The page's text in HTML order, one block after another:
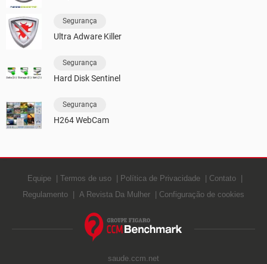
Segurança
Ultra Adware Killer
Segurança
Hard Disk Sentinel
Segurança
H264 WebCam
Equipe Termos de uso Política de Privacidade
Contato
Regulamento
A Revista Da Mulher Configuração de cookies
saude.ccm.net